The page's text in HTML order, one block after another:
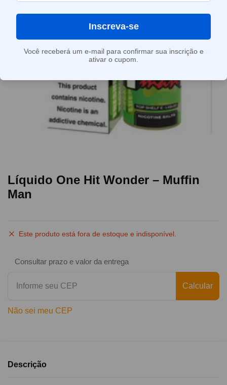
Líquido One Hit Wonder – Muffin
Man
Este produto está fora de estoque e indisponível.
Consultar prazo e valor da entrega
Calcular
Não sei meu CEP
Descrição
Inscreva-se
Você receberá um e-mail para confirmar sua inscrição e
ativar o cupom.